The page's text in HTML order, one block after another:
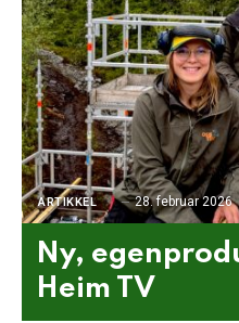
ARTIKKEL 28. februar 2026
Ny,
Heim TV